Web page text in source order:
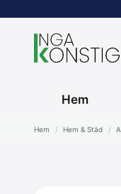
Hem
Hem Hem & Städ